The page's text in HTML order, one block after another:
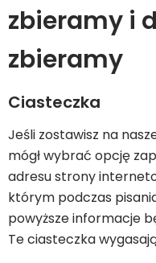
zbieramy i
zbieramy
Ciasteczka
Jeśli zostawisz na
mógł wybrać opcję
adresu strony
którym podczas
powyższe informacje
Te ciasteczka